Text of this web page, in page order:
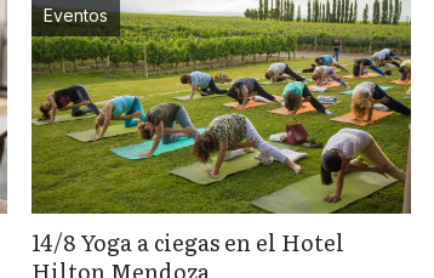
Eventos
14/8 Yoga a ciegas en el Hotel
Hilton Mendoza